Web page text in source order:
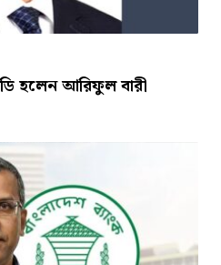
হলেন আরিফুল বারী